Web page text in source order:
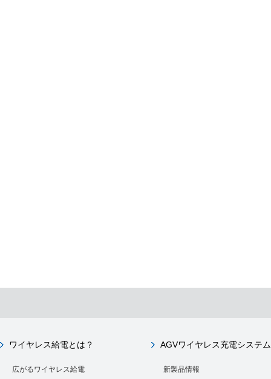
ワイヤレス給電とは？
広がるワイヤレス給電
AGVワイヤレス充電システム
新製品情報